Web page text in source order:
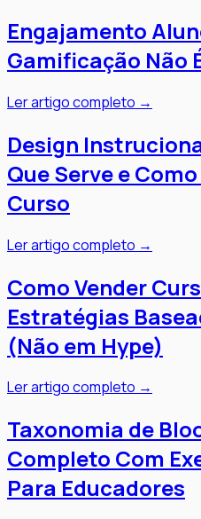
Engajamento
Gamificação Não
Ler artigo completo →
Design
Que Serve e
Curso
Ler artigo completo →
Como Vender
Estratégias
(Não em Hype)
Ler artigo completo →
Taxonomia de
Completo Com
Para Educadores